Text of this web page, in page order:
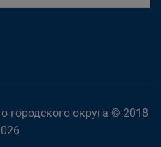
городского округа © 2018